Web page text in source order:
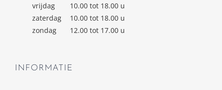
vrijdag
10.00 tot 18.00 u
zaterdag
10.00 tot 18.00 u
zondag
12.00 tot 17.00 u
INFORMATIE